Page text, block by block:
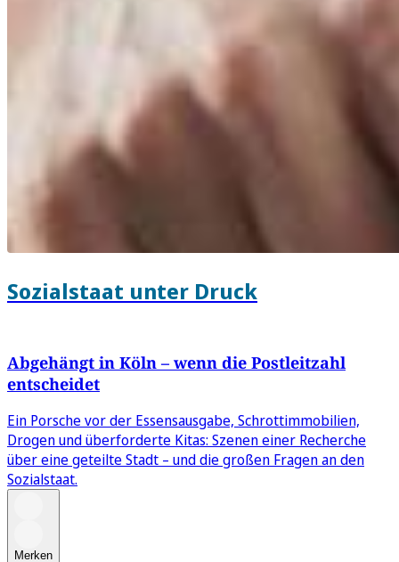
Sozialstaat unter Druck
Abgehängt in Köln – wenn die Postleitzahl
entscheidet
Ein Porsche vor der Essensausgabe, Schrottimmobilien,
Drogen und überforderte Kitas: Szenen einer Recherche
über eine geteilte Stadt – und die großen Fragen an den
Sozialstaat.
Merken